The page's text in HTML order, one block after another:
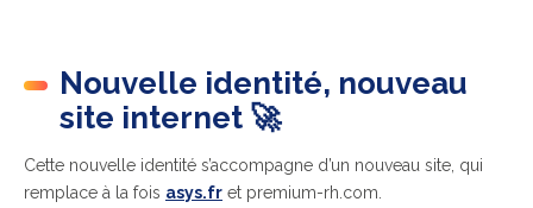
Nouvelle identité, nouveau
site internet 🚀
Cette nouvelle identité s’accompagne d’un nouveau site, qui
remplace à la fois asys.fr et premium-rh.com.